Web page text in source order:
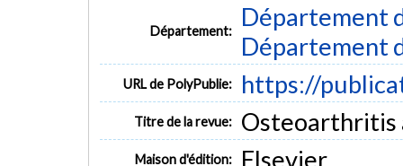
Département:
Département
Département
URL de PolyPublie: https://
Titre de la revue: Osteoarthritis
Maison d'édition: Elsevier